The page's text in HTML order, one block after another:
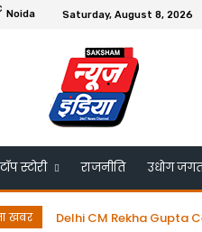
Noida Saturday, August 8, 2026
टॉप स्टोरी राजनीति उधोग
खबर Delhi CM Rekha Gupta
डॉ. गुरमीत सिंह को